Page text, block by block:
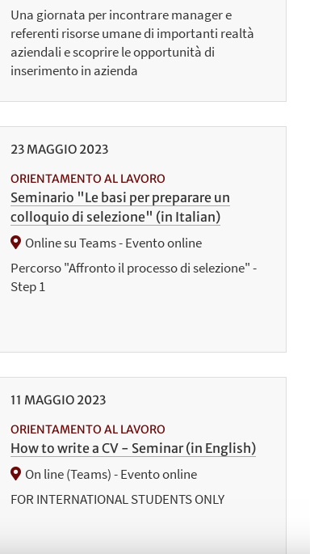
Una giornata per incontrare manager e
referenti risorse umane di importanti realtà
aziendali e scoprire le opportunità di
inserimento in azienda
23MAGGIO 2023
ORIENTAMENTO AL LAVORO
Seminario "Le basi per preparare un
colloquio di selezione" (in Italian)
Online su Teams - Evento online
Percorso "Affronto il processo di selezione" -
Step 1
11 MAGGIO 2023
ORIENTAMENTO AL LAVORO
How to write a CV - Seminar (in English)
On line (Teams) - Evento online
FOR INTERNATIONAL STUDENTS ONLY